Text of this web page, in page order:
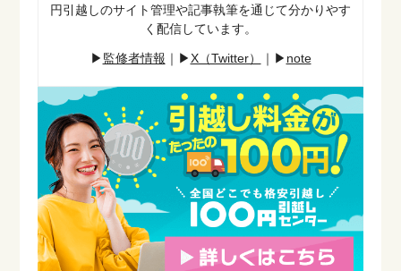
円引越しのサイト管理や記事執筆を通じて分かりやす
く配信しています。
▶︎ 監修者情報 ｜▶︎X（Twitter） ｜ ▶︎ note